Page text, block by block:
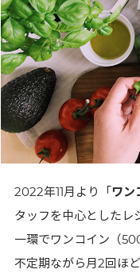
2022年11月より「ワン
タッフを中心としたレ
一環でワンコイン（
不定期ながら月2回ほ